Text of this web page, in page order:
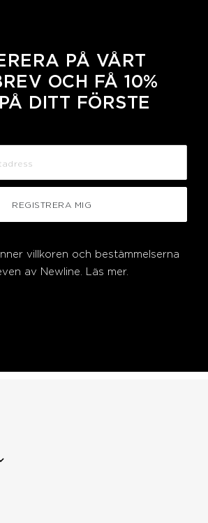
PÅ VÅRT
OCH FÅ 10%
DITT FÖRSTE
REGISTRERA MIG
villkoren och bestämmelserna
av Newline. Läs mer.